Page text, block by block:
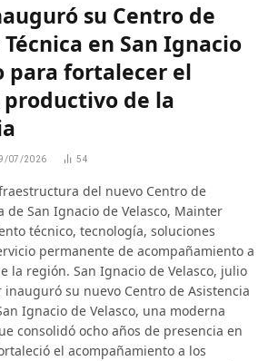
su Centro de
en San Ignacio
para fortalecer el
de la
07/2026 54
del nuevo Centro de
de San Ignacio de Velasco, Mainter
técnico, tecnología, soluciones
permanente de acompañamiento a
la región. San Ignacio de Velasco, julio
su nuevo Centro de Asistencia
Ignacio de Velasco, una moderna
consolidó ocho años de presencia en
el acompañamiento a los